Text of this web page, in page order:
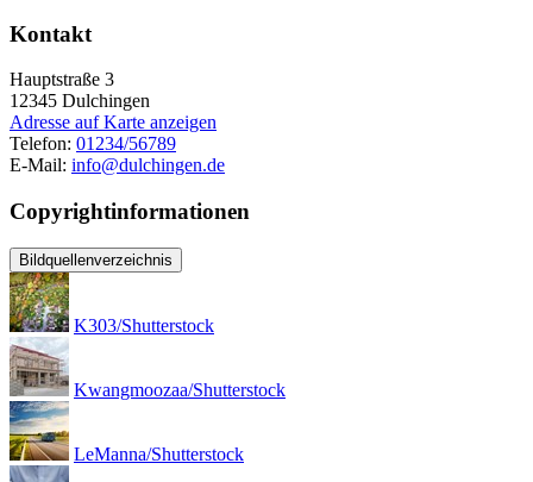
Kontakt
Hauptstraße 3
12345 Dulchingen
Adresse auf Karte anzeigen
Telefon: 01234/56789
E-Mail: info@dulchingen.de
Copyrightinformationen
Bildquellenverzeichnis
K303/Shutterstock
Kwangmoozaa/Shutterstock
LeManna/Shutterstock